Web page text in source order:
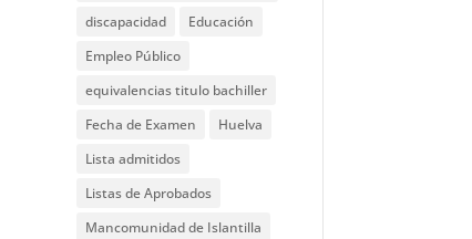
discapacidad
Educación
Empleo Público
equivalencias titulo bachiller
Fecha de Examen
Huelva
Lista admitidos
Listas de Aprobados
Mancomunidad de Islantilla